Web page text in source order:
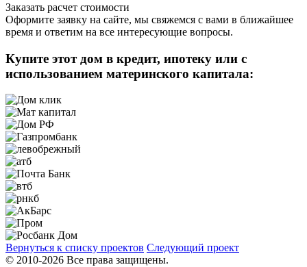
Заказать расчет стоимости
Оформите заявку на сайте, мы свяжемся с вами в ближайшее
время и ответим на все интересующие вопросы.
Купите этот дом в кредит, ипотеку или с
использованием материнского капитала:
Вернуться к списку проектов Следующий проект
© 2010-2026 Все права защищены.